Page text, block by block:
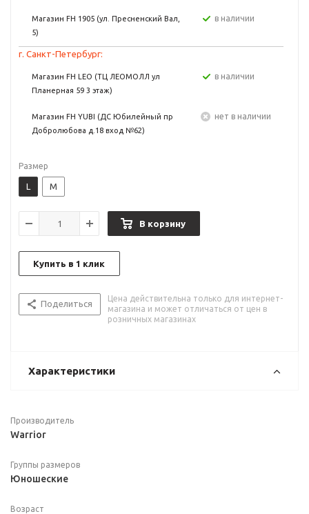
Магазин FH 1905 (ул. Пресненский Вал,
5)
в наличии
г. Санкт-Петербург:
Магазин FH LEO (ТЦ ЛЕОМОЛЛ ул
Планерная 59 3 этаж)
в наличии
Магазин FH YUBI (ДС Юбилейный пр
Добролюбова д.18 вход №62)
Нет в наличии
Размер
L M
В корзину
Купить в 1 клик
Поделиться
Цена действительна только для интернет-
магазина и может отличаться от цен в
розничных магазинах
Характеристики
Производитель
Warrior
Группы размеров
Юношеские
Возраст